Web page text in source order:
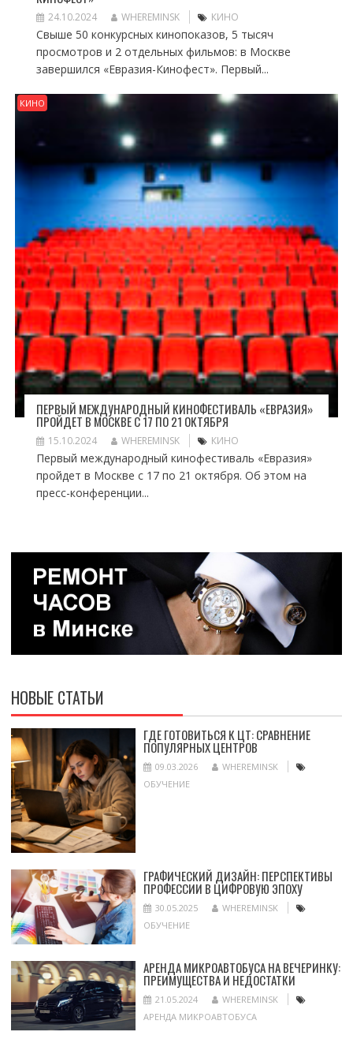
24.10.2024 WHEREMINSK КИНО
Свыше 50 конкурсных кинопоказов, 5 тысяч
просмотров и 2 отдельных фильмов: в Москве
завершился «Евразия-Кинофест». Первый...
КИНО
ПЕРВЫЙ МЕЖДУНАРОДНЫЙ КИНОФЕСТИВАЛЬ «ЕВРАЗИЯ»
ПРОЙДЕТ В МОСКВЕ С 17 ПО 21 ОКТЯБРЯ
15.10.2024 WHEREMINSK КИНО
Первый международный кинофестиваль «Евразия»
пройдет в Москве с 17 по 21 октября. Об этом на
пресс-конференции...
НОВЫЕ СТАТЬИ
ГДЕ ГОТОВИТЬСЯ К ЦТ: СРАВНЕНИЕ
ПОПУЛЯРНЫХ ЦЕНТРОВ
09.03.2026
WHEREMINSK
ОБУЧЕНИЕ
ГРАФИЧЕСКИЙ ДИЗАЙН: ПЕРСПЕКТИВЫ
ПРОФЕССИИ В ЦИФРОВУЮ ЭПОХУ
30.05.2025
WHEREMINSK
ОБУЧЕНИЕ
АРЕНДА МИКРОАВТОБУСА НА ВЕЧЕРИНКУ:
ПРЕИМУЩЕСТВА И НЕДОСТАТКИ
21.05.2024
WHEREMINSK
АРЕНДА МИКРОАВТОБУСА